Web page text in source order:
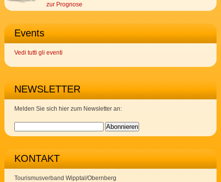
zur Prognose
Events
Vedi tutti gli eventi
NEWSLETTER
Melden Sie sich hier zum Newsletter an:
KONTAKT
Tourismusverband Wipptal/Obernberg